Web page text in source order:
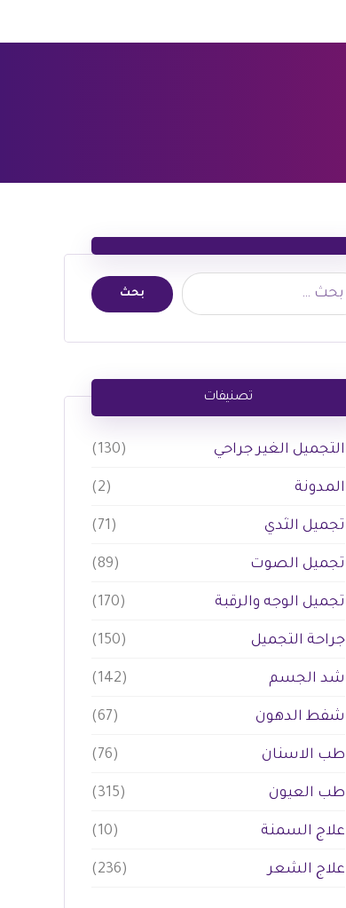
تصنيفات
التجميل الغير جراحي (130)
المدونة (2)
تجميل الثدي (71)
تجميل الصوت (89)
تجميل الوجه والرقبة (170)
جراحة التجميل (150)
شد الجسم (142)
شفط الدهون (67)
طب الاسنان (76)
طب العيون (315)
علاج السمنة (10)
علاج الشعر (236)